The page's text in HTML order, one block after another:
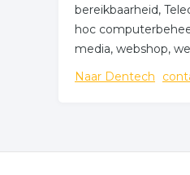
bereikbaarheid,
hoc
media, webshop,
Naar Dentech